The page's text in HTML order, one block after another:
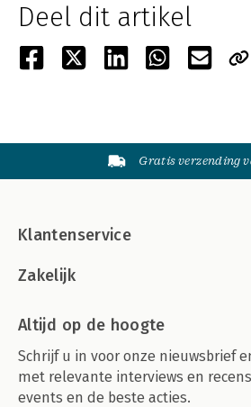
Deel dit artikel
Gratis verzending
Klantenservice
Zakelijk
Altijd op de hoogte
Schrijf u in voor onze nieuwsbrief
met relevante interviews en
events en de beste acties.